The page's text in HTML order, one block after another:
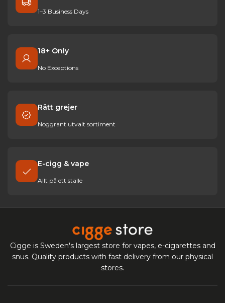
1–3 Business Days
18+ Only
No Exceptions
Rätt grejer
Noggrant utvalt sortiment
E-cigg & vape
Allt på ett ställe
Cigge is Sweden's largest store for vapes, e-cigarettes and
snus. Quality products with fast delivery from our physical
stores.